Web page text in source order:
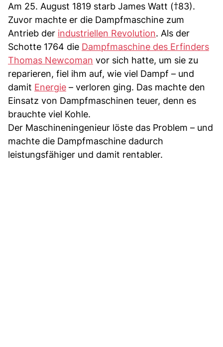
Am 25. August 1819 starb James Watt (†83).
Zuvor machte er die Dampfmaschine zum
Antrieb der industriellen Revolution. Als der
Schotte 1764 die Dampfmaschine des Erfinders
Thomas Newcoman vor sich hatte, um sie zu
reparieren, fiel ihm auf, wie viel Dampf – und
damit Energie – verloren ging. Das machte den
Einsatz von Dampfmaschinen teuer, denn es
brauchte viel Kohle.
Der Maschineningenieur löste das Problem – und
machte die Dampfmaschine dadurch
leistungsfähiger und damit rentabler.